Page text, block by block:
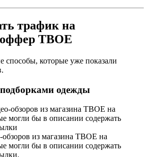
трафик на
оффер ТВОЕ
которые уже показали
одежды
из магазина ТВОЕ на
могли бы в описании содержать